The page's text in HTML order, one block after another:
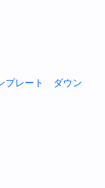
レート ダウン